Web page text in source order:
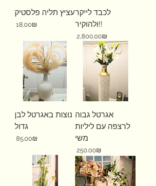
עציץ תליה פלסטיק
Price ‏18.00 ‏₪
לכבד לייקר
ולהוקיר!!
Price ‏2,800.00 ‏₪
נוצות באגרטל לבן
גדול
Price ‏85.00 ‏₪
אגרטל גבוה
לרצפה עם ליליות
משי
Price ‏250.00 ‏₪